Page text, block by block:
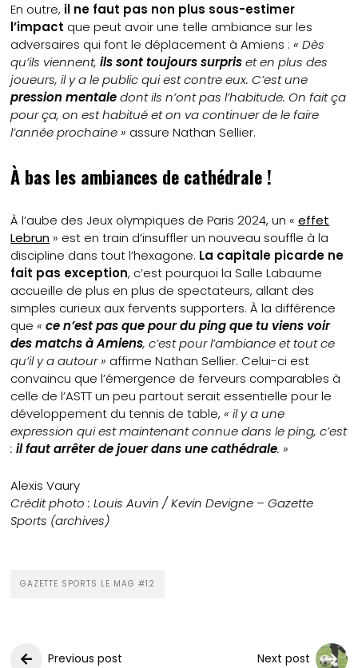
En outre, il ne faut pas non plus sous-estimer
l’impact que peut avoir une telle ambiance sur les
adversaires qui font le déplacement à Amiens :« Dès
qu’ils viennent,ils sont toujours surpriset en plus des
joueurs, il y a le public qui est contre eux. C’est une
pression mentaledont ils n’ont pas l’habitude. On fait ça
pour ça, on est habitué et on va continuer de le faire
l’année prochaine » assure Nathan Sellier.
À bas les ambiances de cathédrale !
À l’aube des Jeux olympiques de Paris 2024, un «effet
Lebrun » est en train d’insuffler un nouveau souffle à la
discipline dans tout l’hexagone. La capitale picarde ne
fait pas exception, c’est pourquoi la Salle Labaume
accueille de plus en plus de spectateurs, allant des
simples curieux aux fervents supporters. À la différence
que«ce n’est pas que pour du ping que tu viens voir
des matchs à Amiens, c’est pour l’ambiance et tout ce
qu’il y a autour » affirme Nathan Sellier. Celui-ci est
convaincu que l’émergence de ferveurs comparables à
celle de l’ASTT un peu partout serait essentielle pour le
développement du tennis de table,« il y a une
expression qui est maintenant connue dans le ping, c’est
:il faut arrêter de jouer dans une cathédrale. »
Alexis Vaury
Crédit photo : Louis Auvin / Kevin Devigne – Gazette
Sports (archives)
GAZETTE SPORTS LE MAG #12
Previous post Next post